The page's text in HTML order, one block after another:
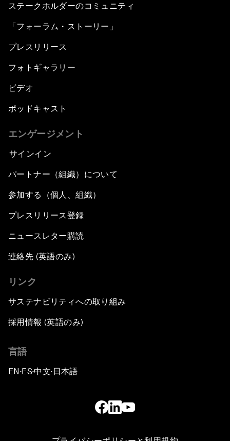
ステークホルダーのコミュニティ
「フォーラム・ストーリー」
プレスリリース
フォトギャラリー
ビデオ
ポッドキャスト
エンゲージメント
サインイン
パートナー（組織）について
参加する（個人、組織）
プレスリリース登録
ニュースレター購読
連絡先 (英語のみ)
リンク
サステナビリティへの取り組み
採用情報 (英語のみ)
言語
EN ▪ES▪中文▪ 日本語